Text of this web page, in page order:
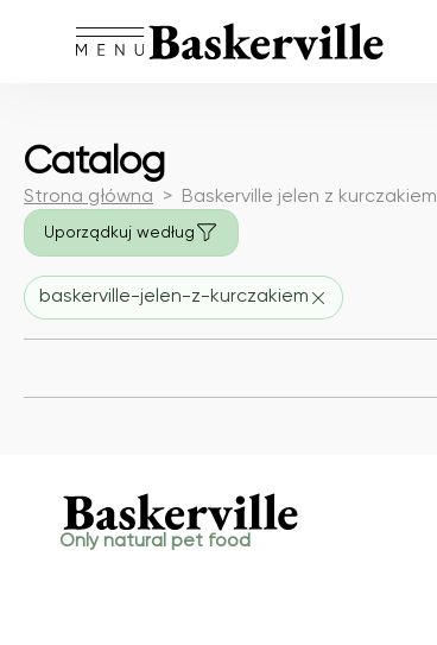
Catalog
Strona główna Baskerville jelen z kurczakiem
Uporządkuj według
baskerville-jelen-z-kurczakiem
Only natural pet food